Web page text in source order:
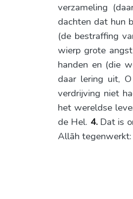
verzameling
dachten dat hun
(de bestraffing
wierp grote
handen en (die
daar lering uit,
verdrijving niet
het wereldse
de Hel. 4. Dat is
Allāh